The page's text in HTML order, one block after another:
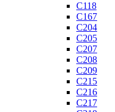
C118
C167
C204
C205
C207
C208
C209
C215
C216
C217